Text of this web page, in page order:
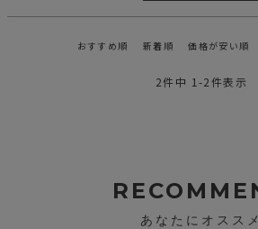
おすすめ順 新着順 価格が安い順
2件中 1 -2件表示
あなたにオススメ